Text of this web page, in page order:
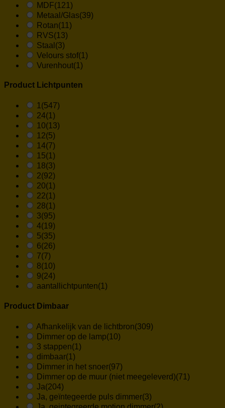
MDF(121)
Metaal/Glas(39)
Rotan(11)
RVS(13)
Staal (3)
Velours stof(1)
Vurenhout(1)
Product Lichtpunten
1 (547)
24(1)
10(13)
12(5)
14(7)
15(1)
18(3)
2(92)
20(1)
22(1)
28(1)
3(95)
4(19)
5(35)
6(26)
7(7)
8(10)
9(24)
aantallichtpunten(1)
Product Dimbaar
Afhankelijk van de lichtbron(309)
Dimmer op de lamp(10)
3 stappen(1)
dimbaar(1)
Dimmer in het snoer(97)
Dimmer op de muur (niet meegeleverd)(71)
Ja(204)
Ja, geïntegeerde puls dimmer(3)